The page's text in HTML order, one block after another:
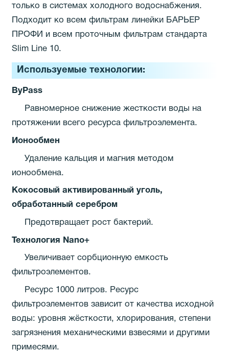
только в системах холодного водоснабжения.
Подходит ко всем фильтрам линейки БАРЬЕР
ПРОФИ и всем проточным фильтрам стандарта
Slim Line 10.
Используемые технологии:
ByPass
Равномерное снижение жесткости воды на
протяжении всего ресурса фильтроэлемента.
Ионообмен
Удаление кальция и магния методом
ионообмена.
Кокосовый активированный уголь,
обработанный серебром
Предотвращает рост бактерий.
Технология Nano+
Увеличивает сорбционную емкость
фильтроэлементов.
Ресурс 1000 литров. Ресурс
фильтроэлементов зависит от качества исходной
воды: уровня жёсткости, хлорирования, степени
загрязнения механическими взвесями и другими
примесями.